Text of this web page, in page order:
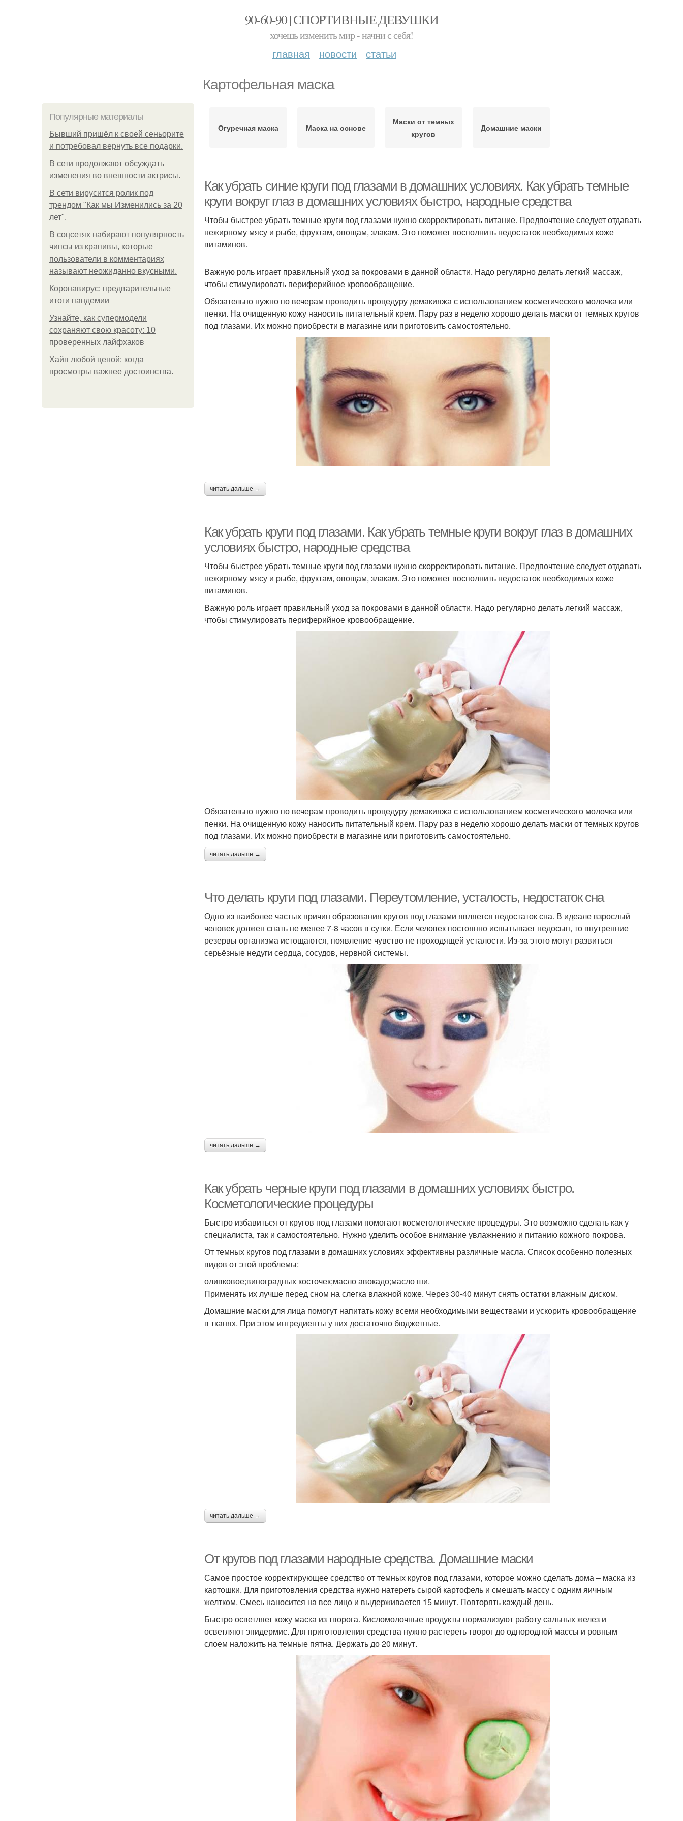
90-60-90 | СПОРТИВНЫЕ ДЕВУШКИ
хочешь изменить мир - начни с себя!
главная новости статьи
Картофельная маска
Популярные материалы
Бывший пришёл к своей сеньорите
и потребовал вернуть все подарки.
В сети продолжают обсуждать
изменения во внешности актрисы.
В сети вирусится ролик под
трендом "Как мы Изменились за 20
лет".
В соцсетях набирают популярность
чипсы из крапивы, которые
пользователи в комментариях
называют неожиданно вкусными.
Коронавирус: предварительные
итоги пандемии
Узнайте, как супермодели
сохраняют свою красоту: 10
проверенных лайфхаков
Хайп любой ценой: когда
просмотры важнее достоинства.
Огуречная маска Маска на основе
Маски от темных
кругов
Домашние маски
Как убрать синие круги под глазами в домашних условиях. Как убрать темные
круги вокруг глаз в домашних условиях быстро, народные средства
Чтобы быстрее убрать темные круги под глазами нужно скорректировать питание. Предпочтение следует отдавать
нежирному мясу и рыбе, фруктам, овощам, злакам. Это поможет восполнить недостаток необходимых коже
витаминов.
Важную роль играет правильный уход за покровами в данной области. Надо регулярно делать легкий массаж,
чтобы стимулировать периферийное кровообращение.
Обязательно нужно по вечерам проводить процедуру демакияжа с использованием косметического молочка или
пенки. На очищенную кожу наносить питательный крем. Пару раз в неделю хорошо делать маски от темных кругов
под глазами. Их можно приобрести в магазине или приготовить самостоятельно.
читать дальше →
Как убрать круги под глазами. Как убрать темные круги вокруг глаз в домашних
условиях быстро, народные средства
Чтобы быстрее убрать темные круги под глазами нужно скорректировать питание. Предпочтение следует отдавать
нежирному мясу и рыбе, фруктам, овощам, злакам. Это поможет восполнить недостаток необходимых коже
витаминов.
Важную роль играет правильный уход за покровами в данной области. Надо регулярно делать легкий массаж,
чтобы стимулировать периферийное кровообращение.
Обязательно нужно по вечерам проводить процедуру демакияжа с использованием косметического молочка или
пенки. На очищенную кожу наносить питательный крем. Пару раз в неделю хорошо делать маски от темных кругов
под глазами. Их можно приобрести в магазине или приготовить самостоятельно.
читать дальше →
Что делать круги под глазами. Переутомление, усталость, недостаток сна
Одно из наиболее частых причин образования кругов под глазами является недостаток сна. В идеале взрослый
человек должен спать не менее 7-8 часов в сутки. Если человек постоянно испытывает недосып, то внутренние
резервы организма истощаются, появление чувство не проходящей усталости. Из-за этого могут развиться
серьёзные недуги сердца, сосудов, нервной системы.
читать дальше →
Как убрать черные круги под глазами в домашних условиях быстро.
Косметологические процедуры
Быстро избавиться от кругов под глазами помогают косметологические процедуры. Это возможно сделать как у
специалиста, так и самостоятельно. Нужно уделить особое внимание увлажнению и питанию кожного покрова.
От темных кругов под глазами в домашних условиях эффективны различные масла. Список особенно полезных
видов от этой проблемы:
оливковое;виноградных косточек;масло авокадо;масло ши.
Применять их лучше перед сном на слегка влажной коже. Через 30-40 минут снять остатки влажным диском.
Домашние маски для лица помогут напитать кожу всеми необходимыми веществами и ускорить кровообращение
в тканях. При этом ингредиенты у них достаточно бюджетные.
читать дальше →
От кругов под глазами народные средства. Домашние маски
Самое простое корректирующее средство от темных кругов под глазами, которое можно сделать дома – маска из
картошки. Для приготовления средства нужно натереть сырой картофель и смешать массу с одним яичным
желтком. Смесь наносится на все лицо и выдерживается 15 минут. Повторять каждый день.
Быстро осветляет кожу маска из творога. Кисломолочные продукты нормализуют работу сальных желез и
осветляют эпидермис. Для приготовления средства нужно растереть творог до однородной массы и ровным
слоем наложить на темные пятна. Держать до 20 минут.